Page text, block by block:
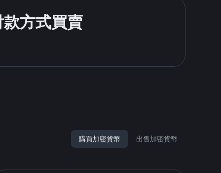
方式買賣
購買加密貨幣 出售加密貨幣